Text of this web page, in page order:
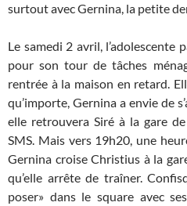
surtout avec Gernina, la petite
Le samedi 2 avril, l’adolescente
pour son tour de tâches
rentrée à la maison en retard.
qu’importe, Gernina a envie de
elle retrouvera Siré à la gare
SMS. Mais vers 19h20, une
Gernina croise Christius à la
qu’elle arrête de traîner.
poser» dans le square avec